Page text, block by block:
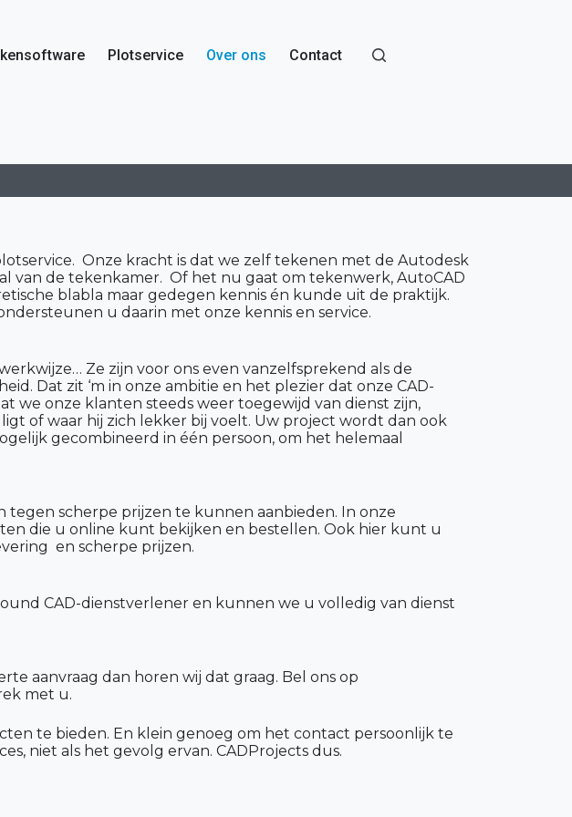
Plotservice Over ons Contact
Onze kracht is dat we zelf tekenen met de Autodesk
van de tekenkamer. Of het nu gaat om tekenwerk, AutoCAD
blabla maar gedegen kennis én kunde uit de praktijk.
u daarin met onze kennis en service.
Ze zijn voor ons even vanzelfsprekend als de
Dat zit ‘m in onze ambitie en het plezier dat onze CAD-
we onze klanten steeds weer toegewijd van dienst zijn,
of waar hij zich lekker bij voelt. Uw project wordt dan ook
gecombineerd in één persoon, om het helemaal
scherpe prijzen te kunnen aanbieden. In onze
die u online kunt bekijken en bestellen. Ook hier kunt u
en scherpe prijzen.
CAD-dienstverlener en kunnen we u volledig van dienst
aanvraag dan horen wij dat graag. Bel ons op
met u.
te bieden. En klein genoeg om het contact persoonlijk te
niet als het gevolg ervan. CADProjects dus.